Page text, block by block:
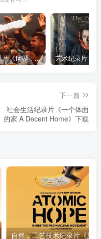
艺术纪录片《世界：新吉普赛之王 This World: The New Gypsy Kings》下载
下一篇
社会生活纪录片《一个体面
的家 A Decent Home》下载